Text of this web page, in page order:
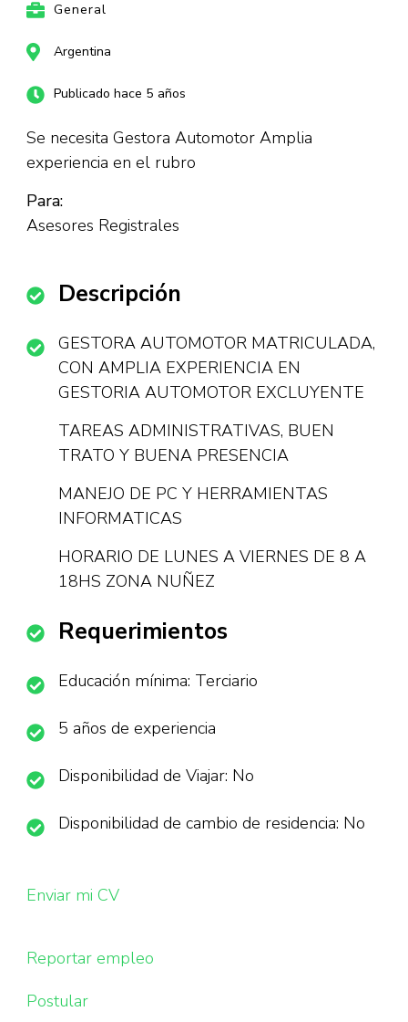
General
Argentina
Publicado hace 5 años
Se necesita Gestora Automotor Amplia
experiencia en el rubro
Para:
Asesores Registrales
Descripción
GESTORA AUTOMOTOR MATRICULADA,
CON AMPLIA EXPERIENCIA EN
GESTORIA AUTOMOTOR EXCLUYENTE
TAREAS ADMINISTRATIVAS, BUEN
TRATO Y BUENA PRESENCIA
MANEJO DE PC Y HERRAMIENTAS
INFORMATICAS
HORARIO DE LUNES A VIERNES DE 8 A
18HS ZONA NUÑEZ
Requerimientos
Educación mínima: Terciario
5 años de experiencia
Disponibilidad de Viajar: No
Disponibilidad de cambio de residencia: No
Enviar mi CV
Reportar empleo
Postular